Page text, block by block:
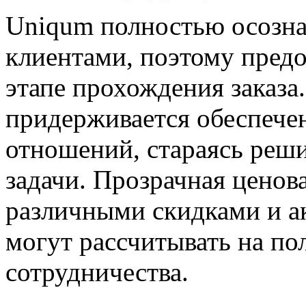
Uniqum полностью
клиентами, поэтому
этапе прохождения
придерживается
отношений, стараясь
задачи. Прозрачная
различными скидками и
могут рассчитывать на
сотрудничества.